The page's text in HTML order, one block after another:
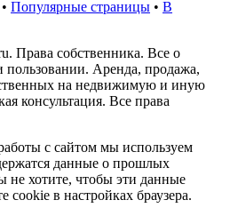
• Популярные страницы • В
Права собственника. Все о
пользовании. Аренда, продажа,
на недвижимую и иную
консультация. Все права
с сайтом мы используем
данные о прошлых
не хотите, чтобы эти данные
cookie в настройках браузера.